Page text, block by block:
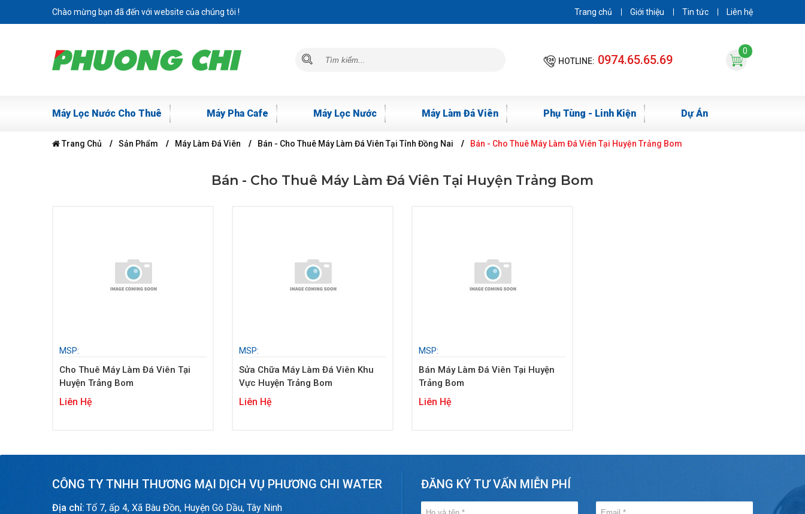
Chào mừng bạn đã đến với website của chúng tôi ! Trang chủ Giới thiệu Tin tức Liên hệ
HOTLINE: 0974.65.65.69
0
Máy Lọc Nước Cho Thuê Máy Pha Cafe Máy Lọc Nước Máy Làm Đá Viên Phụ Tùng - Linh Kiện Dự Án
Trang Chủ Sản Phẩm Máy Làm Đá Viên Bán - Cho Thuê Máy Làm Đá Viên Tại Tỉnh Đồng Nai Bán - Cho Thuê Máy Làm Đá Viên Tại Huyện Trảng Bom
Bán - Cho Thuê Máy Làm Đá Viên Tại Huyện Trảng Bom
MSP:
Cho Thuê Máy Làm Đá Viên Tại
Huyện Trảng Bom
Liên Hệ
MSP:
Sửa Chữa Máy Làm Đá Viên Khu
Vực Huyện Trảng Bom
Liên Hệ
MSP:
Bán Máy Làm Đá Viên Tại Huyện
Trảng Bom
Liên Hệ
CÔNG TY TNHH THƯƠNG MẠI DỊCH VỤ PHƯƠNG CHI WATER
Địa chỉ: Tổ 7, ấp 4, Xã Bàu Đồn, Huyện Gò Dầu, Tây Ninh
ĐĂNG KÝ TƯ VẤN MIỄN PHÍ